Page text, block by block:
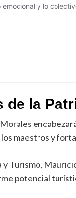
la
maestros y
Turismo,
potencial